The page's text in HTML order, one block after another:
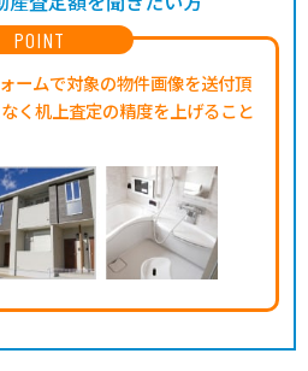
POINT
ームで対象の物件画像を送付頂
く机上査定の精度を上げること